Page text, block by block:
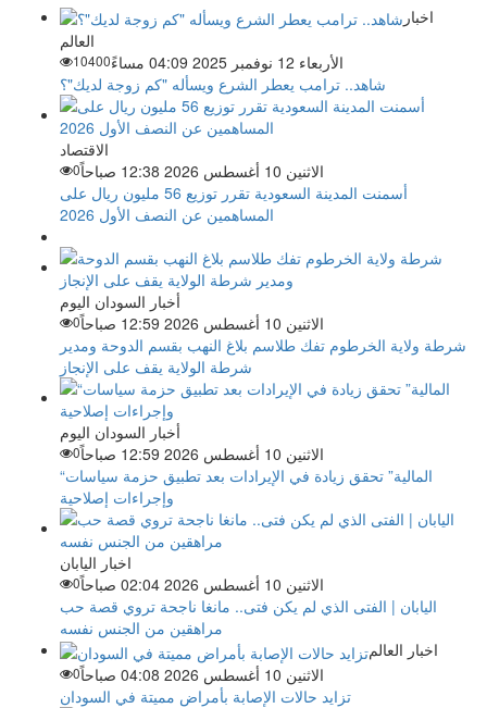
اخبار
العالم
الأربعاء 12 نوفمبر 2025 04:09 مساءً
10400
شاهد.. ترامب يعطر الشرع ويسأله "كم زوجة لديك"؟
الاقتصاد
الاثنين 10 أغسطس 2026 12:38 صباحاً
0
أسمنت المدينة السعودية تقرر توزيع 56 مليون ريال على
المساهمين عن النصف الأول 2026
أخبار السودان اليوم
الاثنين 10 أغسطس 2026 12:59 صباحاً
0
شرطة ولاية الخرطوم تفك طلاسم بلاغ النهب بقسم الدوحة ومدير
شرطة الولاية يقف على الإنجاز
أخبار السودان اليوم
الاثنين 10 أغسطس 2026 12:59 صباحاً
0
“المالية” تحقق زيادة في الإيرادات بعد تطبيق حزمة سياسات
وإجراءات إصلاحية
اخبار اليابان
الاثنين 10 أغسطس 2026 02:04 صباحاً
0
اليابان | الفتى الذي لم يكن فتى.. مانغا ناجحة تروي قصة حب
مراهقين من الجنس نفسه
اخبار العالم
الاثنين 10 أغسطس 2026 04:08 صباحاً
0
تزايد حالات الإصابة بأمراض مميتة في السودان